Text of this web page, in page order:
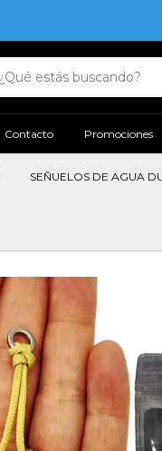
Contacto Promociones
SEÑUELOS DE AGUA